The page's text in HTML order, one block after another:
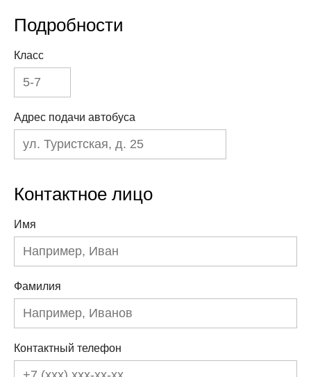
Подробности
Класс
Адрес подачи автобуса
Контактное лицо
Имя
Фамилия
Контактный телефон